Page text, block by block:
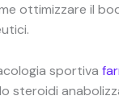
ottimizzare il
sportiva
steroidi